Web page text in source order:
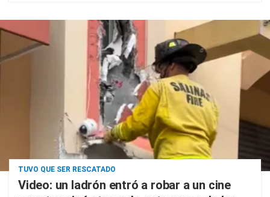
TUVO QUE SER RESCATADO
Video: un ladrón entró a robar a un cine